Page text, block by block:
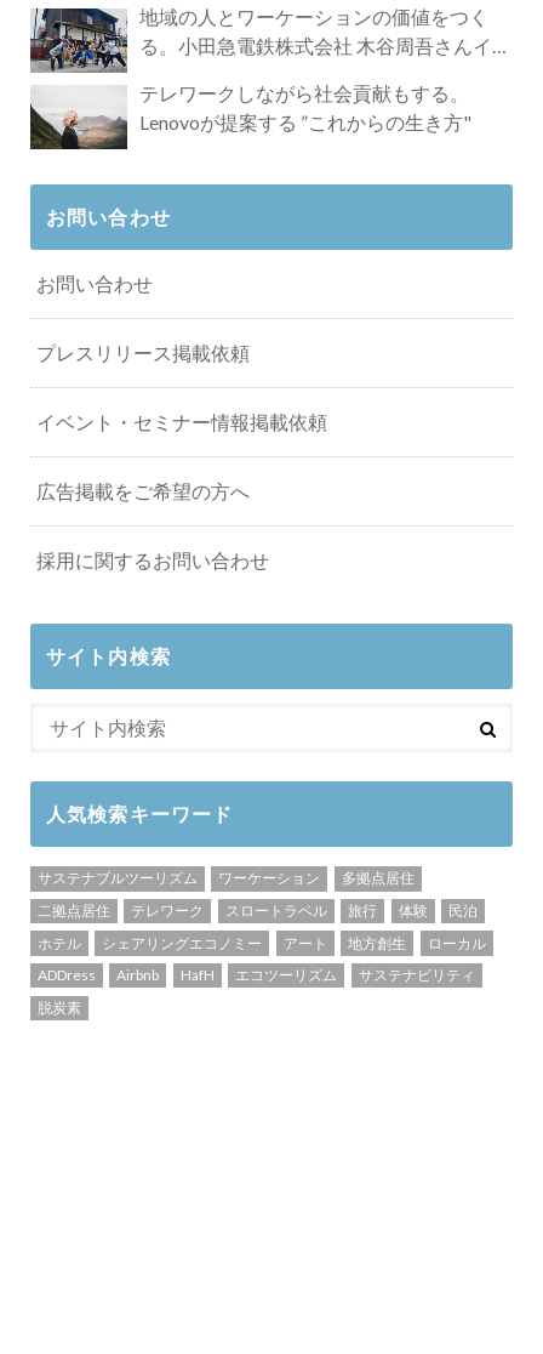
地域の人とワーケーションの価値をつく
る。小田急電鉄株式会社 木谷周吾さんイン
テレワークしながら社会貢献もする。
Lenovoが提案する ”これからの生き方"
お問い合わせ
お問い合わせ
プレスリリース掲載依頼
イベント・セミナー情報掲載依頼
広告掲載をご希望の方へ
採用に関するお問い合わせ
サイト内検索
人気検索キーワード
サステナブルツーリズム ワーケーション
多拠点居住
二拠点居住
テレワーク スロートラベル 旅行 体験
民泊
ホテル
シェアリングエコノミー アート 地方創生
ローカル
ADDress
Airbnb HafH エコツーリズム
サステナビリティ
脱炭素